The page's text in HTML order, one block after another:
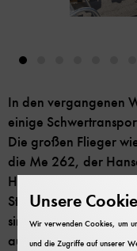
In den vergangenen
einige
Die großen Flieger
die Me 262, der
Hubschrauber und
Stück für Stück in die
sind die meisten
ausgeräumt werden
Unsere
Wir verwenden Cookies, um
und die Zugriffe auf unserer